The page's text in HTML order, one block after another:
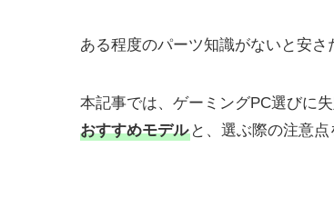
ある程度のパーツ知識がないと安さ
本記事では、ゲーミングPC選びに
おすすめモデル と、選ぶ際の注意点